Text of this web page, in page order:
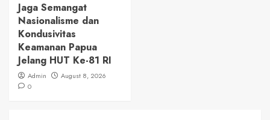
Jaga Semangat
Nasionalisme dan
Kondusivitas
Keamanan Papua
Jelang HUT Ke-81 RI
Admin
August 8, 2026
0